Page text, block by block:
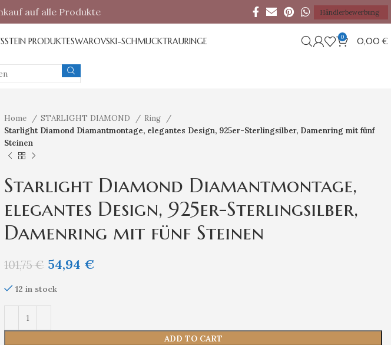
auf alle Produkte Händlerbewerbung
PRODUKTESWAROVSKI-SCHMUCKTRAURINGE 0 0,00 €
Home STARLIGHT DIAMOND
Ring
Starlight Diamond Diamantmontage, elegantes Design, 925er-Sterlingsilber, Damenring mit fünf
Steinen
Starlight Diamond Diamantmontage,
elegantes Design, 925er-Sterlingsilber,
Damenring mit fünf Steinen
101,75€ 54,94 €
12 in stock
ADD TO CART